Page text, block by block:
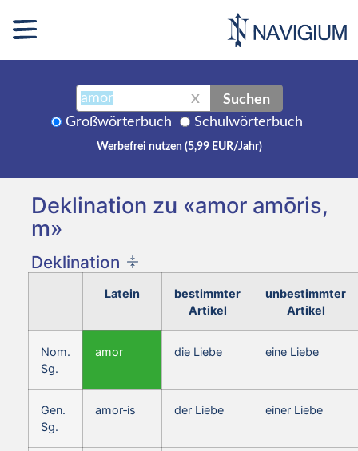
X Suchen
Großwörterbuch Schulwörterbuch
Werbefrei nutzen (5,99 EUR/Jahr)
Deklination zu «amor amōris,
m»
Deklination
Latein
bestimmter
Artikel
unbestimmter
Artikel
Nom.
Sg.
amor die Liebe eine Liebe
Gen.
Sg.
amor‑is der Liebe einer Liebe